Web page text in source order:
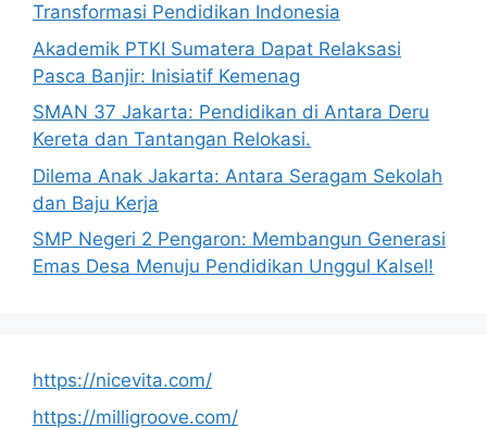
Transformasi Pendidikan Indonesia
Akademik PTKI Sumatera Dapat Relaksasi
Pasca Banjir: Inisiatif Kemenag
SMAN 37 Jakarta: Pendidikan di Antara Deru
Kereta dan Tantangan Relokasi.
Dilema Anak Jakarta: Antara Seragam Sekolah
dan Baju Kerja
SMP Negeri 2 Pengaron: Membangun Generasi
Emas Desa Menuju Pendidikan Unggul Kalsel!
https://nicevita.com/
https://milligroove.com/